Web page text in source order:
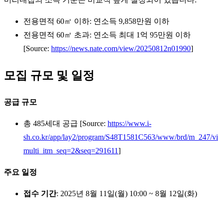
전용면적 60㎡ 이하: 연소득 9,858만원 이하
전용면적 60㎡ 초과: 연소득 최대 1억 95만원 이하
[Source: https://news.nate.com/view/20250812n01990]
모집 규모 및 일정
공급 규모
총 485세대 공급 [Source: https://www.i-
sh.co.kr/app/lay2/program/S48T1581C563/www/brd/m_247/
multi_itm_seq=2&seq=291611]
주요 일정
접수 기간: 2025년 8월 11일(월) 10:00 ~ 8월 12일(화)